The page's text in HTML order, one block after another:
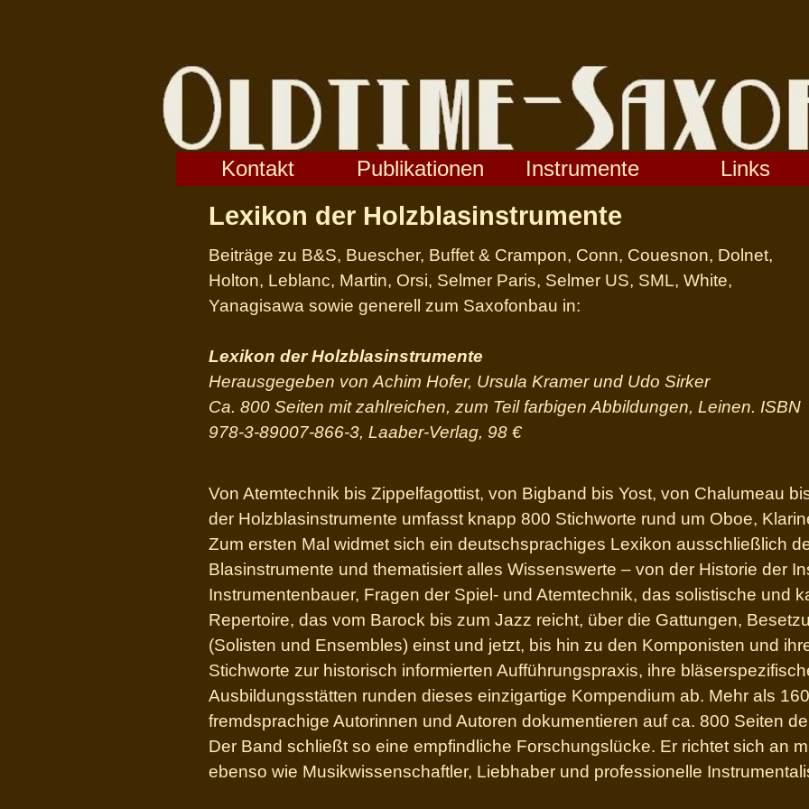
Kontakt Publikationen Instrumente Links
Lexikon der Holzblasinstrumente
Beiträge zu B&S, Buescher, Buffet & Crampon, Conn, Couesnon, Dolnet,
Holton, Leblanc, Martin, Orsi, Selmer Paris, Selmer US, SML, White,
Yanagisawa sowie generell zum Saxofonbau in:
Lexikon der Holzblasinstrumente
Herausgegeben von Achim Hofer, Ursula Kramer und Udo Sirker
Ca. 800 Seiten mit zahlreichen, zum Teil farbigen Abbildungen, Leinen. ISBN
978-3-89007-866-3, Laaber-Verlag, 98 €
Von Atemtechnik bis Zippelfagottist, von Bigband bis Yost, von Chalumeau
der Holzblasinstrumente umfasst knapp 800 Stichworte rund um Oboe,
Zum ersten Mal widmet sich ein deutschsprachiges Lexikon ausschließlich
Blasinstrumente und thematisiert alles Wissenswerte – von der Historie der
Instrumentenbauer, Fragen der Spiel- und Atemtechnik, das solistische und
Repertoire, das vom Barock bis zum Jazz reicht, über die Gattungen,
(Solisten und Ensembles) einst und jetzt, bis hin zu den Komponisten und
Stichworte zur historisch informierten Aufführungspraxis, ihre
Ausbildungsstätten runden dieses einzigartige Kompendium ab. Mehr als
fremdsprachige Autorinnen und Autoren dokumentieren auf ca. 800 Seiten
Der Band schließt so eine empfindliche Forschungslücke. Er richtet sich an
ebenso wie Musikwissenschaftler, Liebhaber und professionelle